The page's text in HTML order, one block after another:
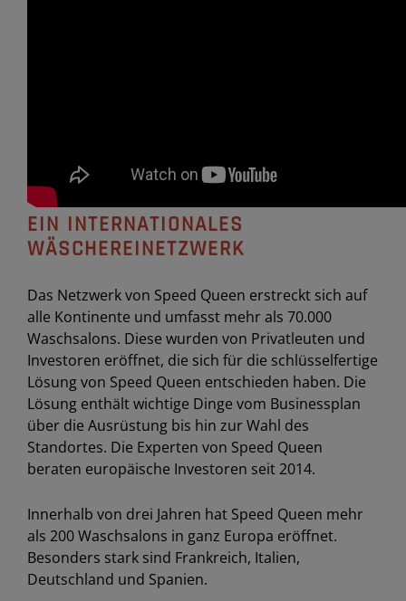
EIN INTERNATIONALES
WÄSCHEREINETZWERK
Das Netzwerk von Speed Queen erstreckt sich auf
alle Kontinente und umfasst mehr als 70.000
Waschsalons. Diese wurden von Privatleuten und
Investoren eröffnet, die sich für die schlüsselfertige
Lösung von Speed Queen entschieden haben. Die
Lösung enthält wichtige Dinge vom Businessplan
über die Ausrüstung bis hin zur Wahl des
Standortes. Die Experten von Speed Queen
beraten europäische Investoren seit 2014.
Innerhalb von drei Jahren hat Speed Queen mehr
als 200 Waschsalons in ganz Europa eröffnet.
Besonders stark sind Frankreich, Italien,
Deutschland und Spanien.